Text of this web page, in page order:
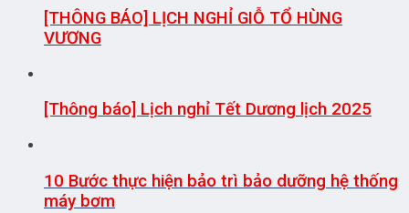
[THÔNG BÁO] LỊCH NGHỈ GIỖ TỔ HÙNG
VƯƠNG
[Thông báo] Lịch nghỉ Tết Dương lịch 2025
10 Bước thực hiện bảo trì bảo dưỡng hệ thống
máy bơm